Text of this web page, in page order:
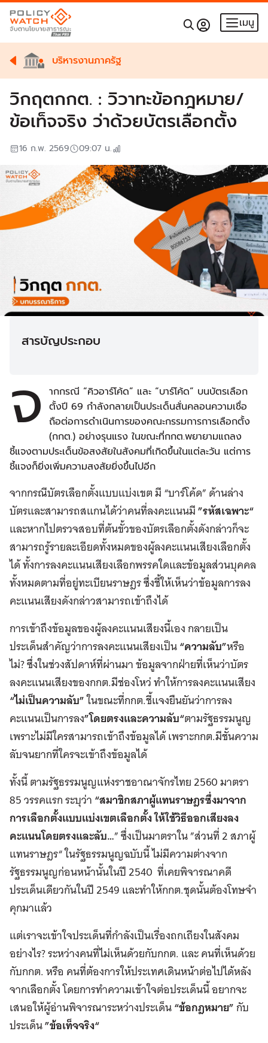
เมนู
บริหารงานภาครัฐ
วิกฤตกกต. : วิวาทะข้อกฎหมาย/
ข้อเท็จจริง ว่าด้วยบัตรเลือกตั้ง
16 ก.พ. 2569 09:07 น.
สารบัญประกอบ
จ ากกรณี “คิวอาร์โค้ด” และ “บาร์โค้ด” บนบัตรเลือก
ตั้งปี 69 กำลังกลายเป็นประเด็นสั่นคลอนความเชื่อ
ถือต่อการดำเนินการของคณะกรรมการการเลือกตั้ง
(กกต.) อย่างรุนแรง ในขณะที่กกต.พยายามแถลง
ชี้แจงตามประเด็นข้อสงสัยในสังคมที่เกิดขึ้นในแต่ละวัน แต่การ
ชี้แจงก็ยิ่งเพิ่มความสงสัยยิ่งขึ้นไปอีก
จากกรณีบัตรเลือกตั้งแบบแบ่งเขต มี “บาร์โค้ด” ด้านล่าง
บัตรและสามารถสแกนได้ว่าคนที่ลงคะแนนมี”รหัสเฉพาะ“
และหากไปตรวจสอบที่ต้นขั้วของบัตรเลือกตั้งดังกล่าวก็จะ
สามารถรู้รายละเอียดทั้งหมดของผู้ลงคะแนนเสียงเลือกตั้ง
ได้ ทั้งการลงคะแนนเสียงเลือกพรรคใดและข้อมูลส่วนบุคคล
ทั้งหมดตามที่อยู่ทะเบียนราษฎร ซึ่งชี้ให้เห็นว่าข้อมูลการลง
คะแนนเสียงดังกล่าวสามารถเข้าถึงได้
การเข้าถึงข้อมูลของผู้ลงคะแนนเสียงนี้เอง กลายเป็น
ประเด็นสำคัญว่าการลงคะแนนเสียงเป็น“ความลับ”หรือ
ไม่? ซึ่งในช่วงสัปดาห์ที่ผ่านมา ข้อมูลจากฝ่ายที่เห็นว่าบัตร
ลงคะแนนเสียงของกกต.มีช่องโหว่ ทำให้การลงคะแนนเสียง
“ไม่เป็นความลับ”ในขณะที่กกต.ชี้แจงยืนยันว่าการลง
คะแนนเป็นการลง”โดยตรงและความลับ“ตามรัฐธรรมนูญ
เพราะไม่มีใครสามารถเข้าถึงข้อมูลได้ เพราะกกต.มีชั้นความ
ลับจนยากที่ใครจะเข้าถึงข้อมูลได้
ทั้งนี้ ตามรัฐธรรมนูญแห่งราชอาณาจักรไทย 2560 มาตรา
85 วรรคแรก ระบุว่า“สมาชิกสภาผู้แทนราษฎรซึ่งมาจาก
การเลือกตั้งแบบแบ่งเขตเลือกตั้ง ให้ใช้วิธีออกเสียงลง
คะแนนโดยตรงและลับ…” ซึ่งเป็นมาตราใน ”ส่วนที่ 2 สภาผู้
แทนราษฎร“ ในรัฐธรรมนูญฉบับนี้ ไม่มีความต่างจาก
รัฐธรรมนูญก่อนหน้านั้นในปี 2540 ที่เคยพิจารณาคดี
ประเด็นเดียวกันในปี 2549 และทำให้กกต.ชุดนั้นต้องโทษจำ
คุกมาแล้ว
แต่เราจะเข้าใจประเด็นที่กำลังเป็นเรื่องถกเถียงในสังคม
อย่างไร? ระหว่างคนที่ไม่เห็นด้วยกับกกต. และ คนที่เห็นด้วย
กับกกต. หรือ คนที่ต้องการให้ประเทศเดินหน้าต่อไปได้หลัง
จากเลือกตั้ง โดยการทำความเข้าใจต่อประเด็นนี้ อยากจะ
เสนอให้ผู้อ่านพิจารณาระหว่างประเด็น“ข้อกฎหมาย”กับ
ประเด็น”ข้อเท็จจริง“